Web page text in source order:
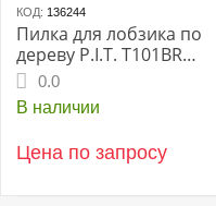
КОД: 136244
Пилка для лобзика по
дереву P.I.T. T101BR
(чистый рез) 75 мм
(AJSB-T101BR)
0.0
В наличии
Цена по запросу